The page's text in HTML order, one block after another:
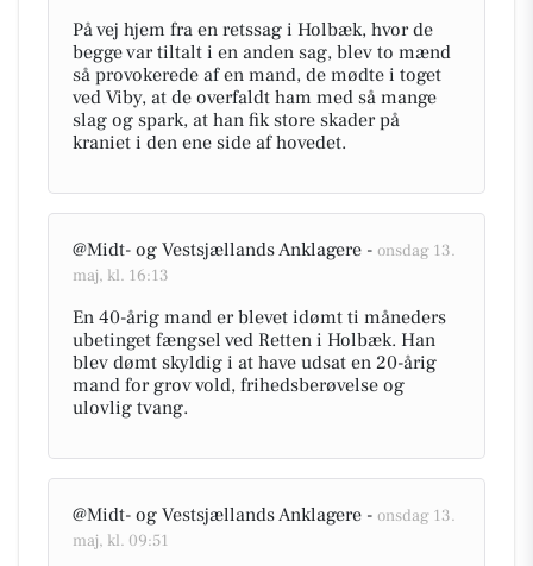
På vej hjem fra en retssag i Holbæk, hvor de
begge var tiltalt i en anden sag, blev to mænd
så provokerede af en mand, de mødte i toget
ved Viby, at de overfaldt ham med så mange
slag og spark, at han fik store skader på
kraniet i den ene side af hovedet.
@Midt- og Vestsjællands Anklagere - onsdag 13.
maj, kl. 16:13
En 40-årig mand er blevet idømt ti måneders
ubetinget fængsel ved Retten i Holbæk. Han
blev dømt skyldig i at have udsat en 20-årig
mand for grov vold, frihedsberøvelse og
ulovlig tvang.
@Midt- og Vestsjællands Anklagere - onsdag 13.
maj, kl. 09:51